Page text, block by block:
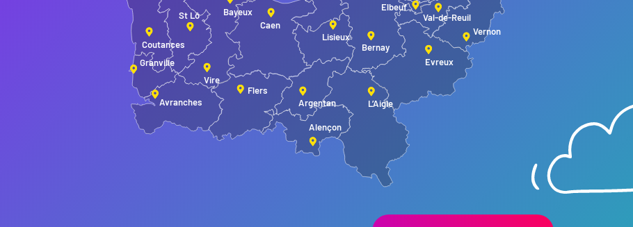
Bayeux
St Lô
Coutances
Granville
Vire
Avranches
Flers
Argentan
Caen
Lisieux
L’Aigle
Bernay
Evreux
Vernon
Val-de-Reuil
Elbeuf
Alençon